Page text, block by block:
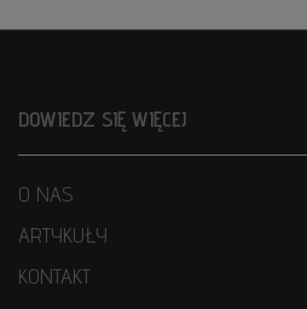
DOWIEDZ SIĘ WIĘCEJ
O NAS
ARTYKUŁY
KONTAKT